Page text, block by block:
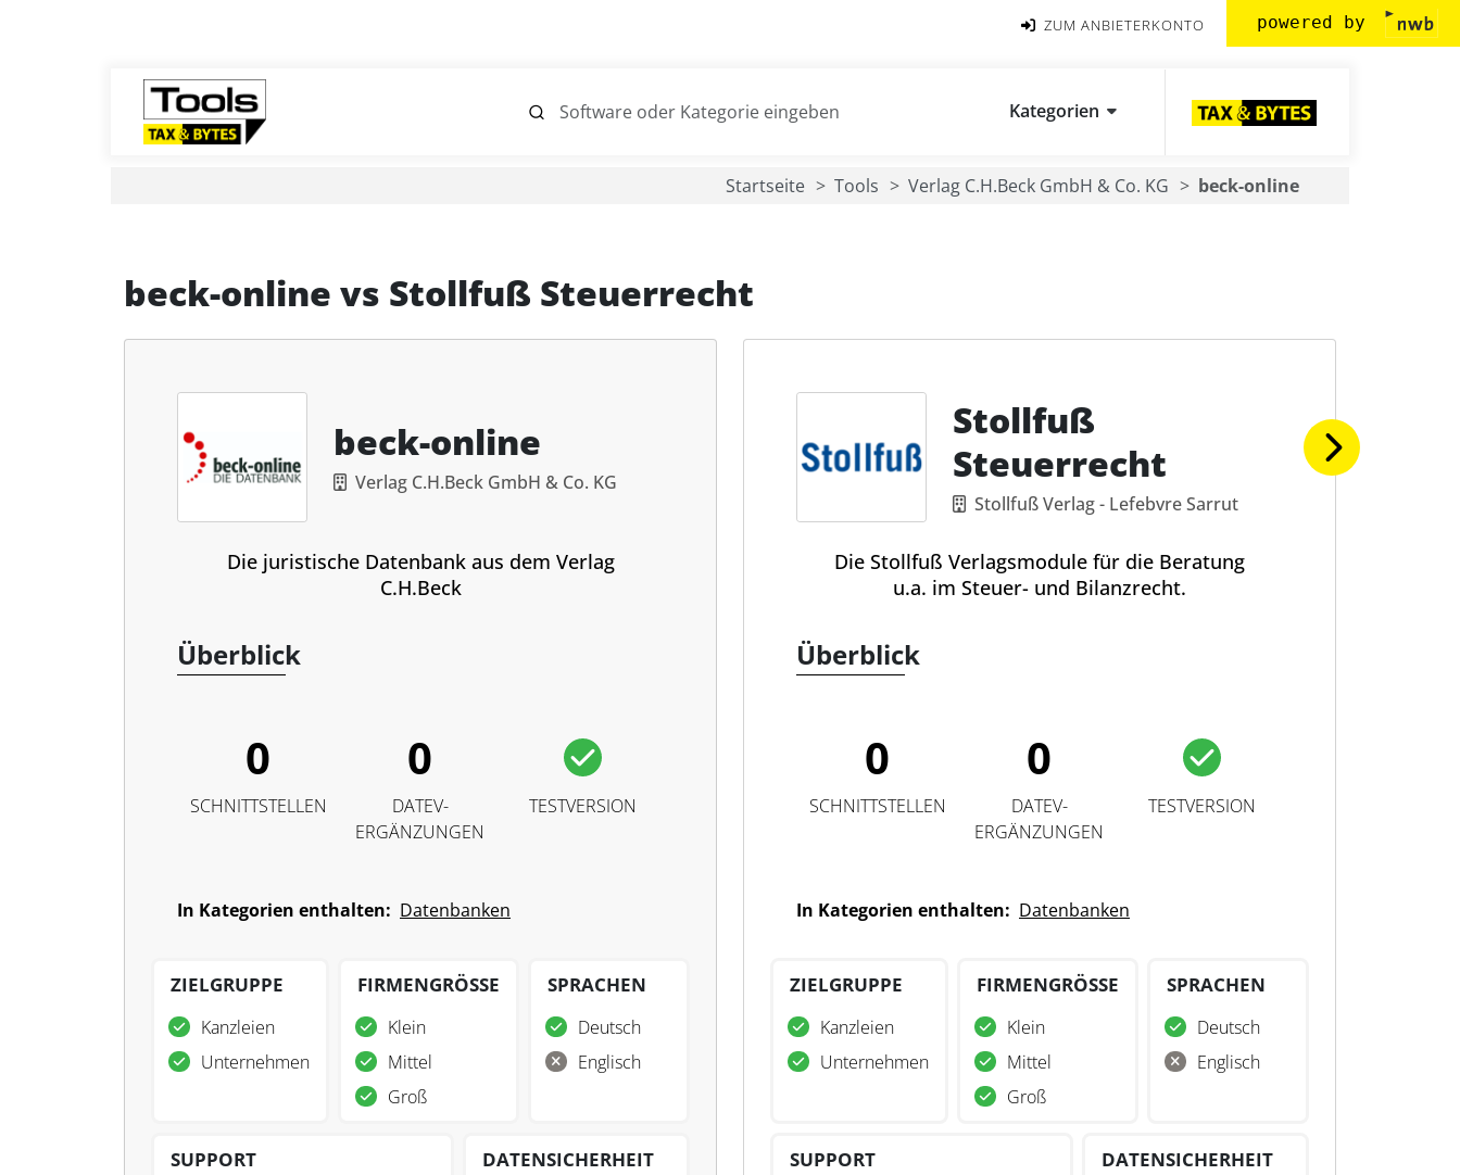
ZUM ANBIETERKONTO powered by
Kategorien
Startseite Tools Verlag C.H.Beck GmbH & Co. KG beck-online
beck-online vs Stollfuß Steuerrecht
beck-online
Verlag C.H.Beck GmbH & Co. KG
Die juristische Datenbank aus dem Verlag
C.H.Beck
Überblick
0
SCHNITTSTELLEN
0
DATEV-
ERGÄNZUNGEN
TESTVERSION
In Kategorien enthalten: Datenbanken
ZIELGRUPPE
Kanzleien
Unternehmen
FIRMENGRÖSSE
Klein
Mittel
Groß
SPRACHEN
Deutsch
Englisch
SUPPORT DATENSICHERHEIT
Stollfuß
Steuerrecht
Stollfuß Verlag - Lefebvre Sarrut
Die Stollfuß Verlagsmodule für die Beratung
u.a. im Steuer- und Bilanzrecht.
Überblick
0
SCHNITTSTELLEN
0
DATEV-
ERGÄNZUNGEN
TESTVERSION
In Kategorien enthalten: Datenbanken
ZIELGRUPPE
Kanzleien
Unternehmen
FIRMENGRÖSSE
Klein
Mittel
Groß
SPRACHEN
Deutsch
Englisch
SUPPORT DATENSICHERHEIT